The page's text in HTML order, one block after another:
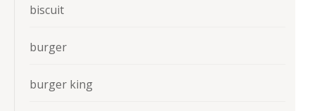
biscuit
burger
burger king